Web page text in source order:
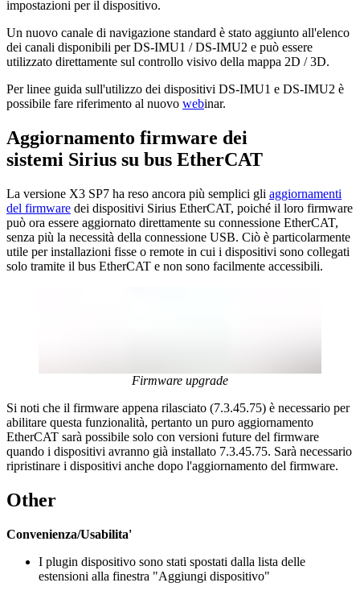
impostazioni per il dispositivo.
Un nuovo canale di navigazione standard è stato aggiunto all'elenco
dei canali disponibili per DS-IMU1 / DS-IMU2 e può essere
utilizzato direttamente sul controllo visivo della mappa 2D / 3D.
Per linee guida sull'utilizzo dei dispositivi DS-IMU1 e DS-IMU2 è
possibile fare riferimento al nuovo webinar.
Aggiornamento firmware dei
sistemi Sirius su bus EtherCAT
La versione X3 SP7 ha reso ancora più semplici gli aggiornamenti
del firmware dei dispositivi Sirius EtherCAT, poiché il loro firmware
può ora essere aggiornato direttamente su connessione EtherCAT,
senza più la necessità della connessione USB. Ciò è particolarmente
utile per installazioni fisse o remote in cui i dispositivi sono collegati
solo tramite il bus EtherCAT e non sono facilmente accessibili.
Firmware upgrade
Si noti che il firmware appena rilasciato (7.3.45.75) è necessario per
abilitare questa funzionalità, pertanto un puro aggiornamento
EtherCAT sarà possibile solo con versioni future del firmware
quando i dispositivi avranno già installato 7.3.45.75. Sarà necessario
ripristinare i dispositivi anche dopo l'aggiornamento del firmware.
Other
Convenienza/Usabilita'
I plugin dispositivo sono stati spostati dalla lista delle
estensioni alla finestra "Aggiungi dispositivo"